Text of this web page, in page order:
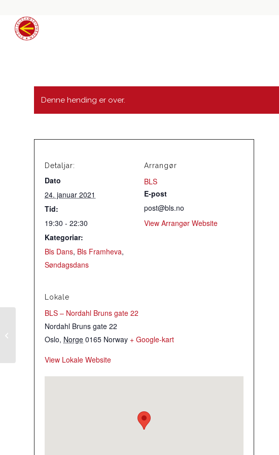
Denne hending er over.
Detaljar:
Dato
24. januar 2021
Tid:
19:30 - 22:30
Kategoriar:
Bls Dans, Bls Framheva,
Søndagsdans
Arrangør
BLS
E-post
post@bls.no
View Arrangør Website
Lokale
BLS – Nordahl Bruns gate 22
Nordahl Bruns gate 22
Oslo, Norge 0165 Norway + Google-kart
View Lokale Website
Stildansøving Symra